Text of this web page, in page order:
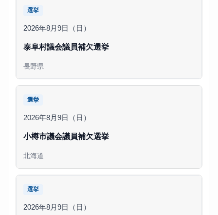
選挙
2026年8月9日（日）
泰阜村議会議員補欠選挙
長野県
選挙
2026年8月9日（日）
小樽市議会議員補欠選挙
北海道
選挙
2026年8月9日（日）